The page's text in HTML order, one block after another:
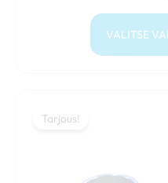
VALITSE
Tarjous!
Tarjous!